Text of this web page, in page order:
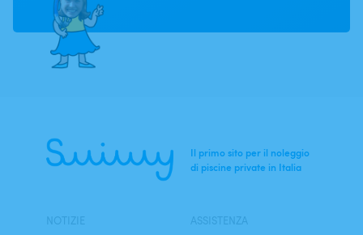
Il primo sito per il noleggio
di piscine private in Italia